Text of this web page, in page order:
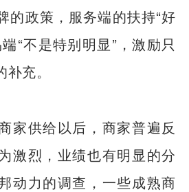
的政策，服务端的扶持“好
“不是特别明显”，激励只
充。
家供给以后，商家普遍反
激烈，业绩也有明显的分
动力的调查，一些成熟商